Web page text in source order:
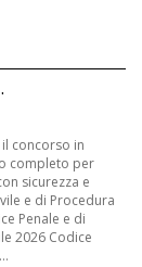
il concorso in
completo per
sicurezza e
e di Procedura
Penale e di
2026 Codice